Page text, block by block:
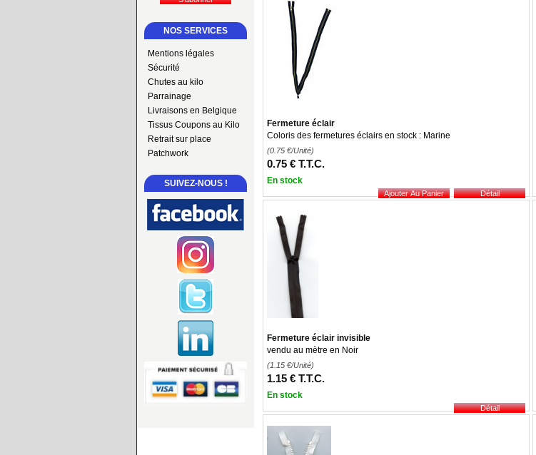
NOS SERVICES
Mentions légales
Sécurité
Chutes au kilo
Parrainage
Livraisons en Belgique
Tissus Coupons au Kilo
Retrait sur place
Patchwork
SUIVEZ-NOUS !
Fermeture éclair
Coloris des fermetures éclairs en stock : Marine
(0.75 €/Unité)
0.75 € T.T.C.
En stock
Fermeture éclair invisible
vendu au mètre en Noir
(1.15 €/Unité)
1.15 € T.T.C.
En stock